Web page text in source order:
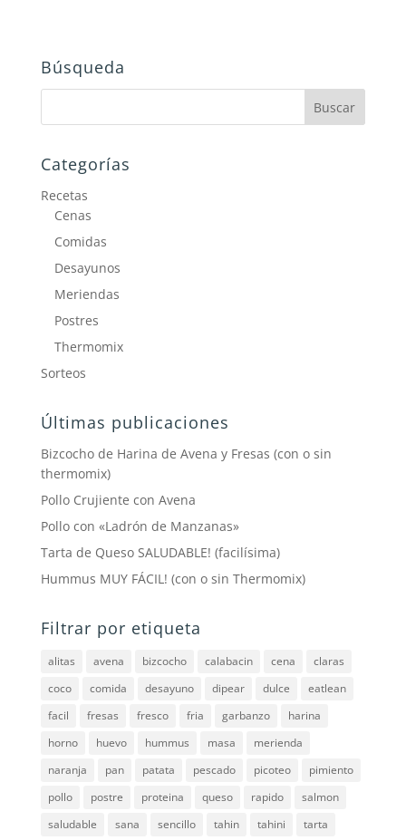
Búsqueda
Categorías
Recetas
Cenas
Comidas
Desayunos
Meriendas
Postres
Thermomix
Sorteos
Últimas publicaciones
Bizcocho de Harina de Avena y Fresas (con o sin
thermomix)
Pollo Crujiente con Avena
Pollo con «Ladrón de Manzanas»
Tarta de Queso SALUDABLE! (facilísima)
Hummus MUY FÁCIL! (con o sin Thermomix)
Filtrar por etiqueta
alitas avena bizcocho calabacin cena
claras
coco
comida desayuno dipear dulce
eatlean
facil
fresas fresco fria garbanzo
harina
horno
huevo hummus masa
merienda
naranja
pan patata pescado picoteo
pimiento
pollo
postre proteina queso rapido
salmon
saludable
sana sencillo tahin tahini tarta